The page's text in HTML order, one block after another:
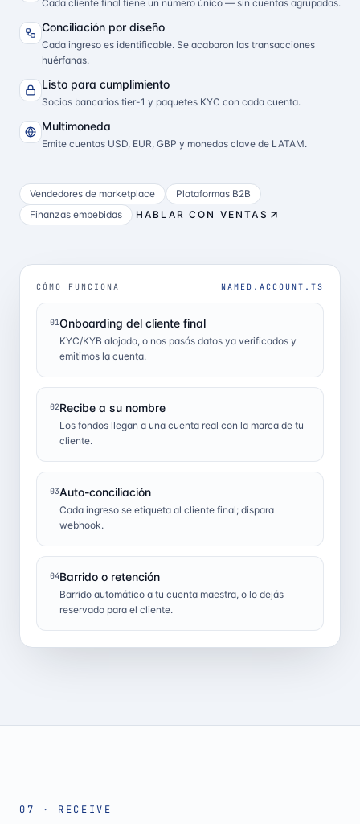
Cada cliente final tiene un número único — sin cuentas agrupadas.
Conciliación por diseño
Cada ingreso es identificable. Se acabaron las transacciones
huérfanas.
Listo para cumplimiento
Socios bancarios tier-1 y paquetes KYC con cada cuenta.
Multimoneda
Emite cuentas USD, EUR, GBP y monedas clave de LATAM.
Vendedores de marketplace
Plataformas B2B
Finanzas embebidas
HABLAR CON VENTAS
CÓMO FUNCIONA NAMED.ACCOUNT.TS
01Onboarding del cliente final
KYC/KYB alojado, o nos pasás datos ya verificados y
emitimos la cuenta.
02Recibe a su nombre
Los fondos llegan a una cuenta real con la marca de tu
cliente.
03Auto-conciliación
Cada ingreso se etiqueta al cliente final; dispara
webhook.
04Barrido o retención
Barrido automático a tu cuenta maestra, o lo dejás
reservado para el cliente.
07 · RECEIVE